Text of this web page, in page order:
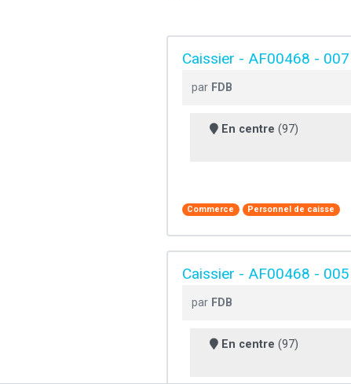
Caissier - AF00468 - 007
par FDB
En centre (97)
Commerce Personnel de caisse
Caissier - AF00468 - 005
par FDB
En centre (97)